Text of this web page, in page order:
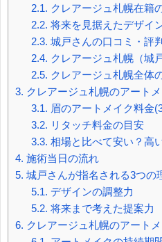
2.1. クレアージュ札幌在籍
2.2. 将来を見据えたデザイ
2.3. 城戸さんの口コミ・評
2.4. クレアージュ札幌（城
2.5. クレアージュ札幌全体
3. クレアージュ札幌のアート
3.1. 眉のアートメイク料金
3.2. リタッチ料金の目安
3.3. 相場と比べて安い？高
4. 施術当日の流れ
5. 城戸さんが指名される3つの
5.1. デザインの調整力
5.2. 将来まで考えた提案力
6. クレアージュ札幌のアート